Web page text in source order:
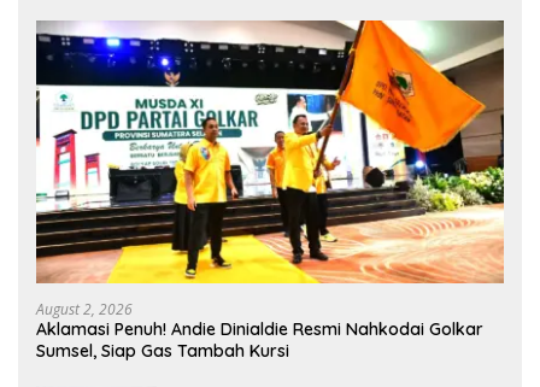
August 2, 2026
Aklamasi Penuh! Andie Dinialdie Resmi Nahkodai Golkar
Sumsel, Siap Gas Tambah Kursi